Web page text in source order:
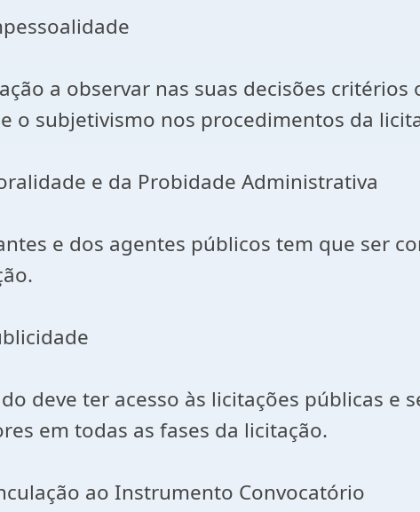
a observar nas suas decisões
o subjetivismo nos procedimentos da
e da Probidade Administrativa
e dos agentes públicos tem que ser
deve ter acesso às licitações públicas
em todas as fases da licitação.
ao Instrumento Convocatório